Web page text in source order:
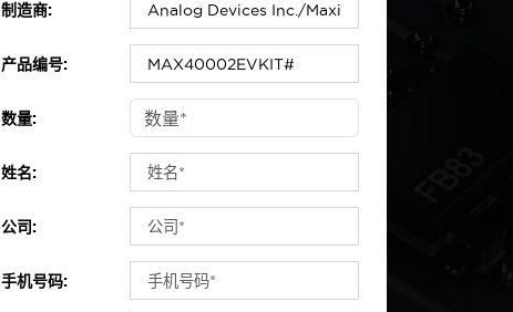
制造商:
产品编号:
数量:
姓名:
公司:
手机号码: